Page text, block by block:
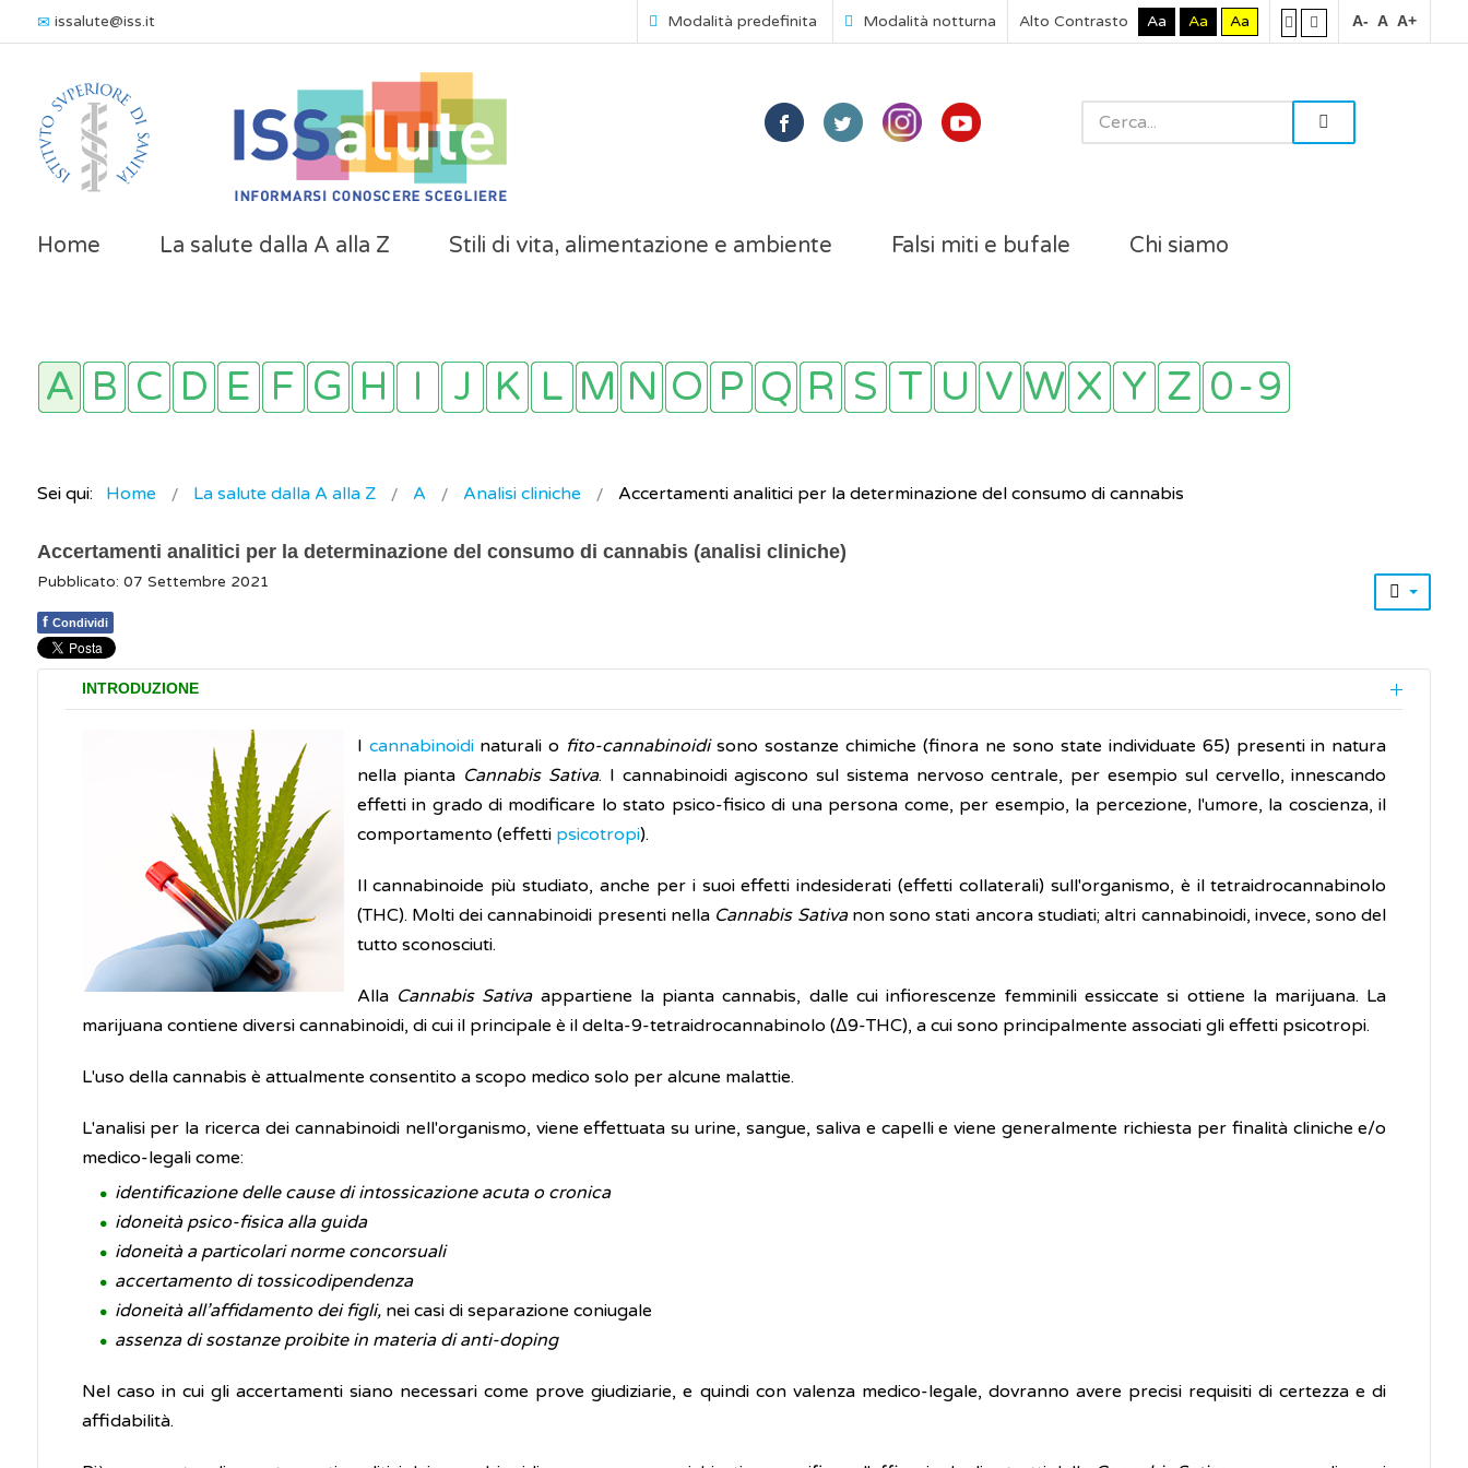
issalute@iss.it Modalità predefinita Modalità notturna Alto Contrasto Aa Aa Aa A- A A+
Home La salute dalla A alla Z Stili di vita, alimentazione e ambiente Falsi miti e bufale Chi siamo
Sei qui: Home La salute dalla A alla Z A Analisi cliniche Accertamenti analitici per la determinazione del consumo di cannabis
Accertamenti analitici per la determinazione del consumo di cannabis (analisi cliniche)
Pubblicato: 07 Settembre 2021
f Condividi
INTRODUZIONE
I cannabinoidinaturali o fito-cannabinoidisono sostanze chimiche (finora ne sono state individuate 65) presenti in natura
nella pianta Cannabis Sativa. I cannabinoidi agiscono sul sistema nervoso centrale, per esempio sul cervello, innescando
effetti in grado di modificare lo stato psico-fisico di una persona come, per esempio, la percezione, l'umore, la coscienza, il
comportamento (effetti psicotropi).
Il cannabinoide più studiato, anche per i suoi effetti indesiderati (effetti collaterali) sull'organismo, è il tetraidrocannabinolo
(THC). Molti dei cannabinoidi presenti nella Cannabis Sativanon sono stati ancora studiati; altri cannabinoidi, invece, sono del
tutto sconosciuti.
Alla Cannabis Sativa appartiene la pianta cannabis, dalle cui infiorescenze femminili essiccate si ottiene la marijuana. La
marijuana contiene diversi cannabinoidi, di cui il principale è il delta-9-tetraidrocannabinolo (Δ9-THC), a cui sono principalmente associati gli effetti psicotropi.
L'uso della cannabis è attualmente consentito a scopo medico solo per alcune malattie.
L'analisi per la ricerca dei cannabinoidi nell'organismo, viene effettuata su urine, sangue, saliva e capelli e viene generalmente richiesta per finalità cliniche e/o
medico-legali come:
identificazione delle cause di intossicazione acuta o cronica
idoneità psico-fisica alla guida
idoneità a particolari norme concorsuali
accertamento di tossicodipendenza
idoneità all’affidamento dei figli, nei casi di separazione coniugale
assenza di sostanze proibite in materia di anti-doping
Nel caso in cui gli accertamenti siano necessari come prove giudiziarie, e quindi con valenza medico-legale, dovranno avere precisi requisiti di certezza e di
affidabilità.